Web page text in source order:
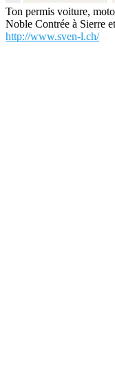
Ton permis voiture,
Noble Contrée à Sierre
http://www.sven-l.ch/